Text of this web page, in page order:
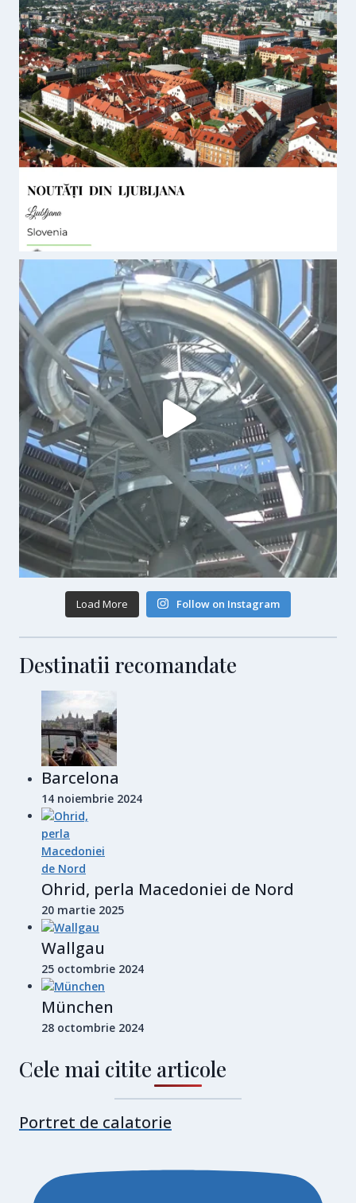
Load More Follow on Instagram
Destinatii recomandate
Barcelona
14 noiembrie 2024
Ohrid, perla Macedoniei de Nord
20 martie 2025
Wallgau
25 octombrie 2024
München
28 octombrie 2024
Cele mai citite articole
Portret de calatorie